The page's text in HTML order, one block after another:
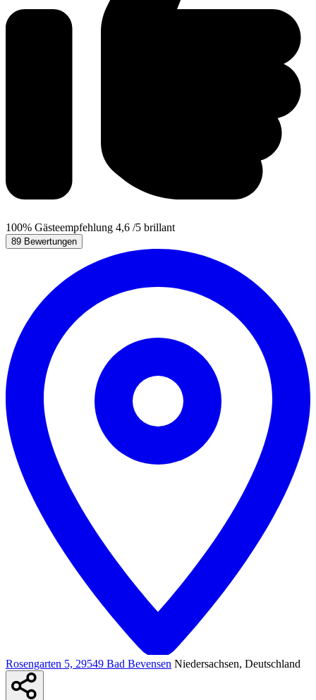
100% Gästeempfehlung 4,6 /5 brillant
89 Bewertungen
Rosengarten 5, 29549 Bad Bevensen Niedersachsen, Deutschland